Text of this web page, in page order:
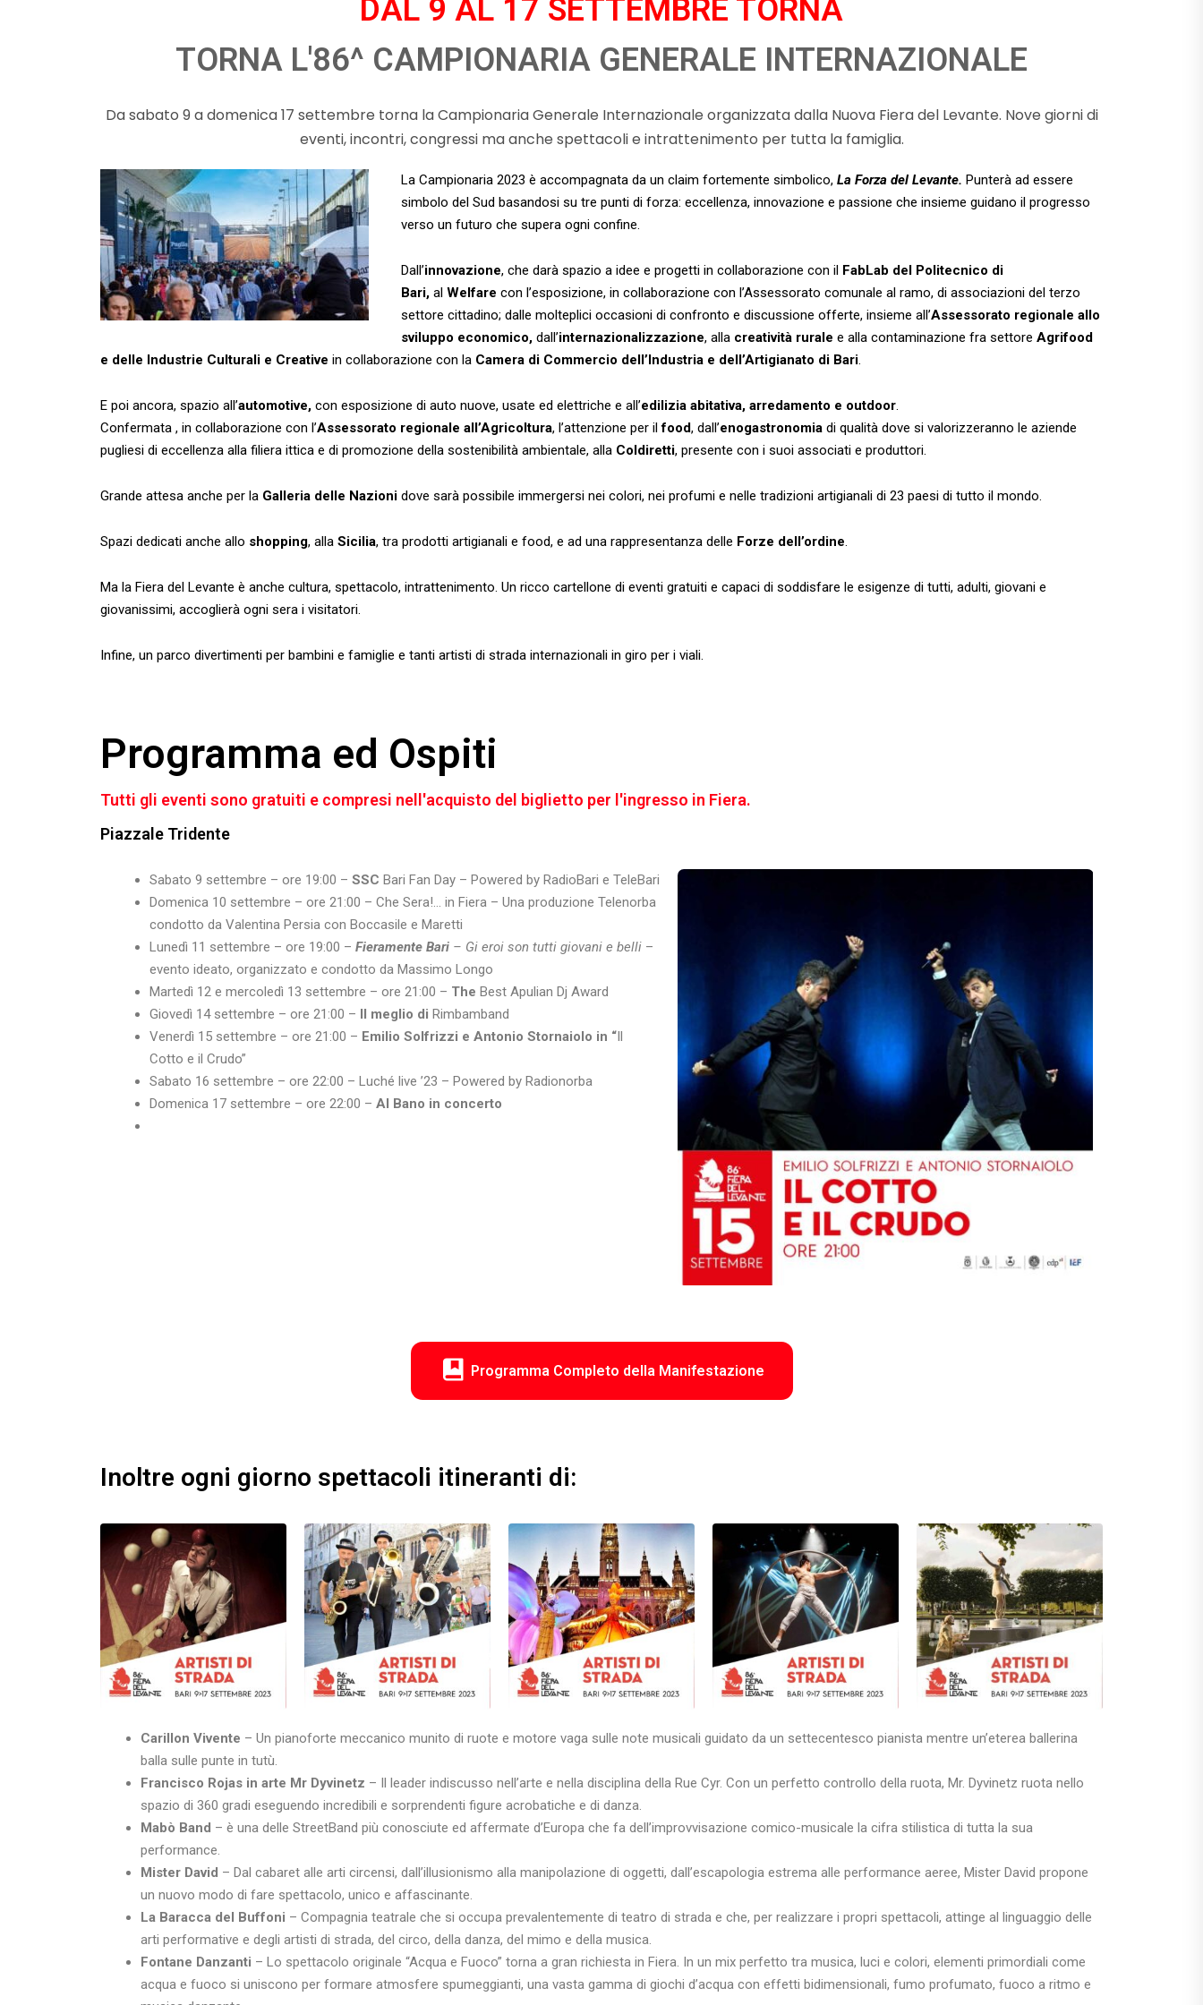
DAL 9 AL 17 SETTEMBRE TORNA
TORNA L'86^ CAMPIONARIA GENERALE INTERNAZIONALE
Da sabato 9 a domenica 17 settembre torna la Campionaria Generale Internazionale organizzata dalla Nuova Fiera del Levante. Nove giorni di
eventi, incontri, congressi ma anche spettacoli e intrattenimento per tutta la famiglia.
La Campionaria 2023 è accompagnata da un claim fortemente simbolico, La Forza del Levante. Punterà ad essere
simbolo del Sud basandosi su tre punti di forza: eccellenza, innovazione e passione che insieme guidano il progresso
verso un futuro che supera ogni confine.
Dall’innovazione, che darà spazio a idee e progetti in collaborazione con il FabLab del Politecnico di
Bari, al Welfare con l’esposizione, in collaborazione con l’Assessorato comunale al ramo, di associazioni del terzo
settore cittadino; dalle molteplici occasioni di confronto e discussione offerte, insieme all’Assessorato regionale allo
sviluppo economico, dall’internazionalizzazione, alla creatività rurale e alla contaminazione fra settore Agrifood
e delle Industrie Culturali e Creative in collaborazione con la Camera di Commercio dell’Industria e dell’Artigianato di Bari.
E poi ancora, spazio all’automotive, con esposizione di auto nuove, usate ed elettriche e all’edilizia abitativa, arredamento e outdoor.
Confermata , in collaborazione con l’Assessorato regionale all’Agricoltura, l’attenzione per ilfood, dall’enogastronomia di qualità dove si valorizzeranno le aziende
pugliesi di eccellenza alla filiera ittica e di promozione della sostenibilità ambientale, alla Coldiretti, presente con i suoi associati e produttori.
Grande attesa anche per la Galleria delle Nazioni dove sarà possibile immergersi nei colori, nei profumi e nelle tradizioni artigianali di 23 paesi di tutto il mondo.
Spazi dedicati anche allo shopping, alla Sicilia, tra prodotti artigianali e food, e ad una rappresentanza delle Forze dell’ordine.
Ma la Fiera del Levante è anche cultura, spettacolo, intrattenimento. Un ricco cartellone di eventi gratuiti e capaci di soddisfare le esigenze di tutti, adulti, giovani e
giovanissimi, accoglierà ogni sera i visitatori.
Infine, un parco divertimenti per bambini e famiglie e tanti artisti di strada internazionali in giro per i viali.
Programma ed Ospiti
Tutti gli eventi sono gratuiti e compresi nell'acquisto del biglietto per l'ingresso in Fiera.
Piazzale Tridente
Sabato 9 settembre – ore 19:00 – SSC Bari Fan Day – Powered by RadioBari e TeleBari
Domenica 10 settembre – ore 21:00 – Che Sera!… in Fiera – Una produzione Telenorba
condotto da Valentina Persia con Boccasile e Maretti
Lunedì 11 settembre – ore 19:00 – Fieramente Bari – Gi eroi son tutti giovani e belli –
evento ideato, organizzato e condotto da Massimo Longo
Martedì 12 e mercoledì 13 settembre – ore 21:00 – The Best Apulian Dj Award
Giovedì 14 settembre – ore 21:00 – Il meglio di Rimbamband
Venerdì 15 settembre – ore 21:00 – Emilio Solfrizzi e Antonio Stornaiolo in “Il
Cotto e il Crudo”
Sabato 16 settembre – ore 22:00 – Luché live ’23 – Powered by Radionorba
Domenica 17 settembre – ore 22:00 – Al Bano in concerto
Programma Completo della Manifestazione
Inoltre ogni giorno spettacoli itineranti di:
Carillon Vivente – Un pianoforte meccanico munito di ruote e motore vaga sulle note musicali guidato da un settecentesco pianista mentre un’eterea ballerina
balla sulle punte in tutù.
Francisco Rojas in arte Mr Dyvinetz – Il leader indiscusso nell’arte e nella disciplina della Rue Cyr. Con un perfetto controllo della ruota, Mr. Dyvinetz ruota nello
spazio di 360 gradi eseguendo incredibili e sorprendenti figure acrobatiche e di danza.
Mabò Band – è una delle StreetBand più conosciute ed affermate d’Europa che fa dell’improvvisazione comico-musicale la cifra stilistica di tutta la sua
performance.
Mister David – Dal cabaret alle arti circensi, dall’illusionismo alla manipolazione di oggetti, dall’escapologia estrema alle performance aeree, Mister David propone
un nuovo modo di fare spettacolo, unico e affascinante.
La Baracca del Buffoni – Compagnia teatrale che si occupa prevalentemente di teatro di strada e che, per realizzare i propri spettacoli, attinge al linguaggio delle
arti performative e degli artisti di strada, del circo, della danza, del mimo e della musica.
Fontane Danzanti – Lo spettacolo originale “Acqua e Fuoco” torna a gran richiesta in Fiera. In un mix perfetto tra musica, luci e colori, elementi primordiali come
acqua e fuoco si uniscono per formare atmosfere spumeggianti, una vasta gamma di giochi d’acqua con effetti bidimensionali, fumo profumato, fuoco a ritmo e